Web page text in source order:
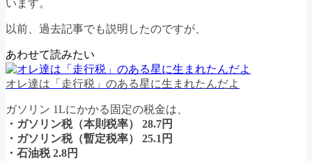
います。
以前、過去記事でも説明したのですが、
あわせて読みたい
オレ達は「走行税」のある星に生まれたんだよ
ガソリン 1Lにかかる固定の税金は、
・ガソリン税（本則税率） 28.7円
・ガソリン税（暫定税率） 25.1円
・石油税 2.8円